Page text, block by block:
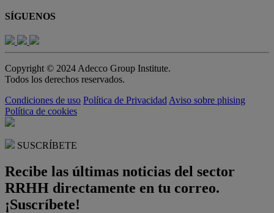
SÍGUENOS
Copyright © 2024 Adecco Group Institute.
Todos los derechos reservados.
Condiciones de uso Política de Privacidad Aviso sobre phising
Política de cookies
SUSCRÍBETE
Recibe las últimas noticias del sector
RRHH directamente en tu correo.
¡Suscríbete!